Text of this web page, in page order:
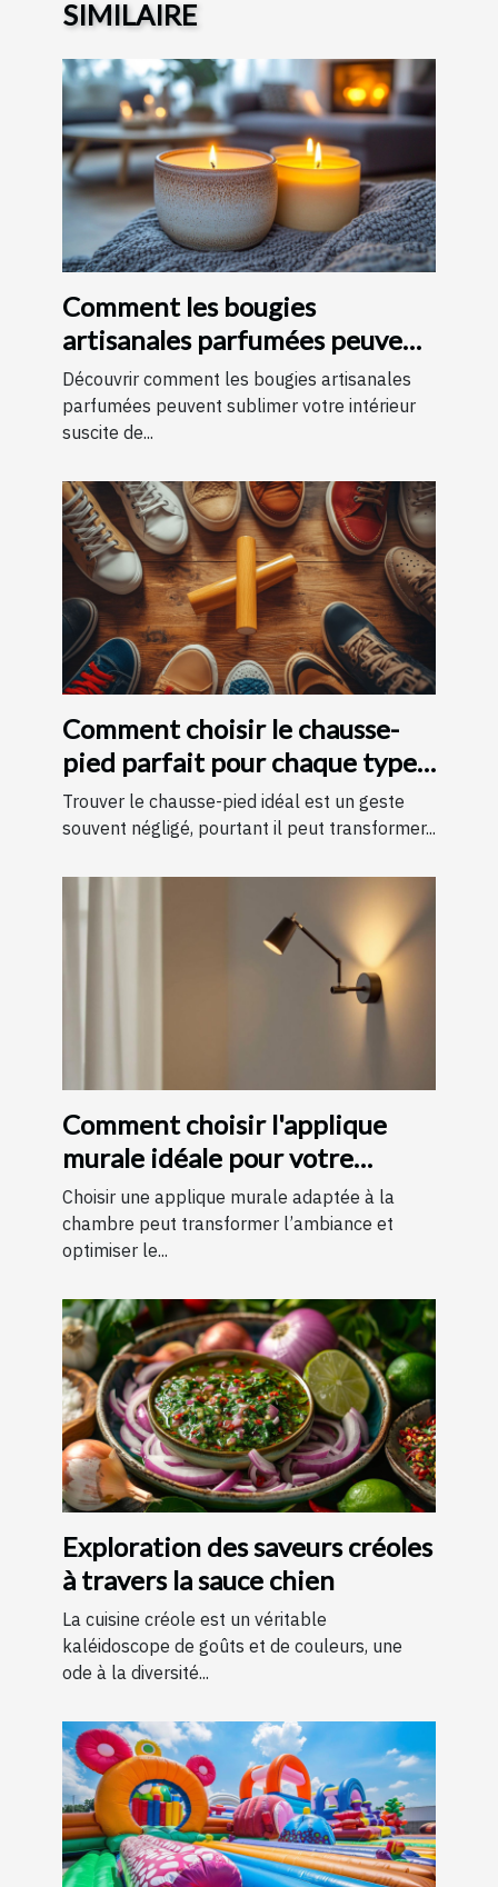
SIMILAIRE
Comment les bougies
artisanales parfumées peuvent
améliorer votre intérieur
Découvrir comment les bougies artisanales
parfumées peuvent sublimer votre intérieur
suscite de...
Comment choisir le chausse-
pied parfait pour chaque type
de chaussure
Trouver le chausse-pied idéal est un geste
souvent négligé, pourtant il peut transformer...
Comment choisir l'applique
murale idéale pour votre
chambre
Choisir une applique murale adaptée à la
chambre peut transformer l’ambiance et
optimiser le...
Exploration des saveurs créoles
à travers la sauce chien
La cuisine créole est un véritable
kaléidoscope de goûts et de couleurs, une
ode à la diversité...